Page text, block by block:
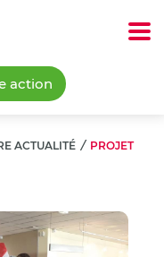
action
ACTUALITÉ / PROJET